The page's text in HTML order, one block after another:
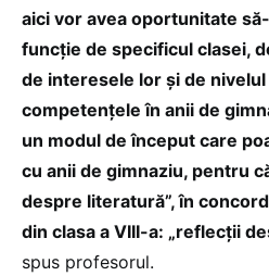
aici vor avea oportunitate
funcție de specificul clasei,
de interesele lor și de
competențele în anii de
un modul de început care
cu anii de gimnaziu, pentru
despre literatură”, în
din clasa a VIII-a: „reflecții
spus profesorul.